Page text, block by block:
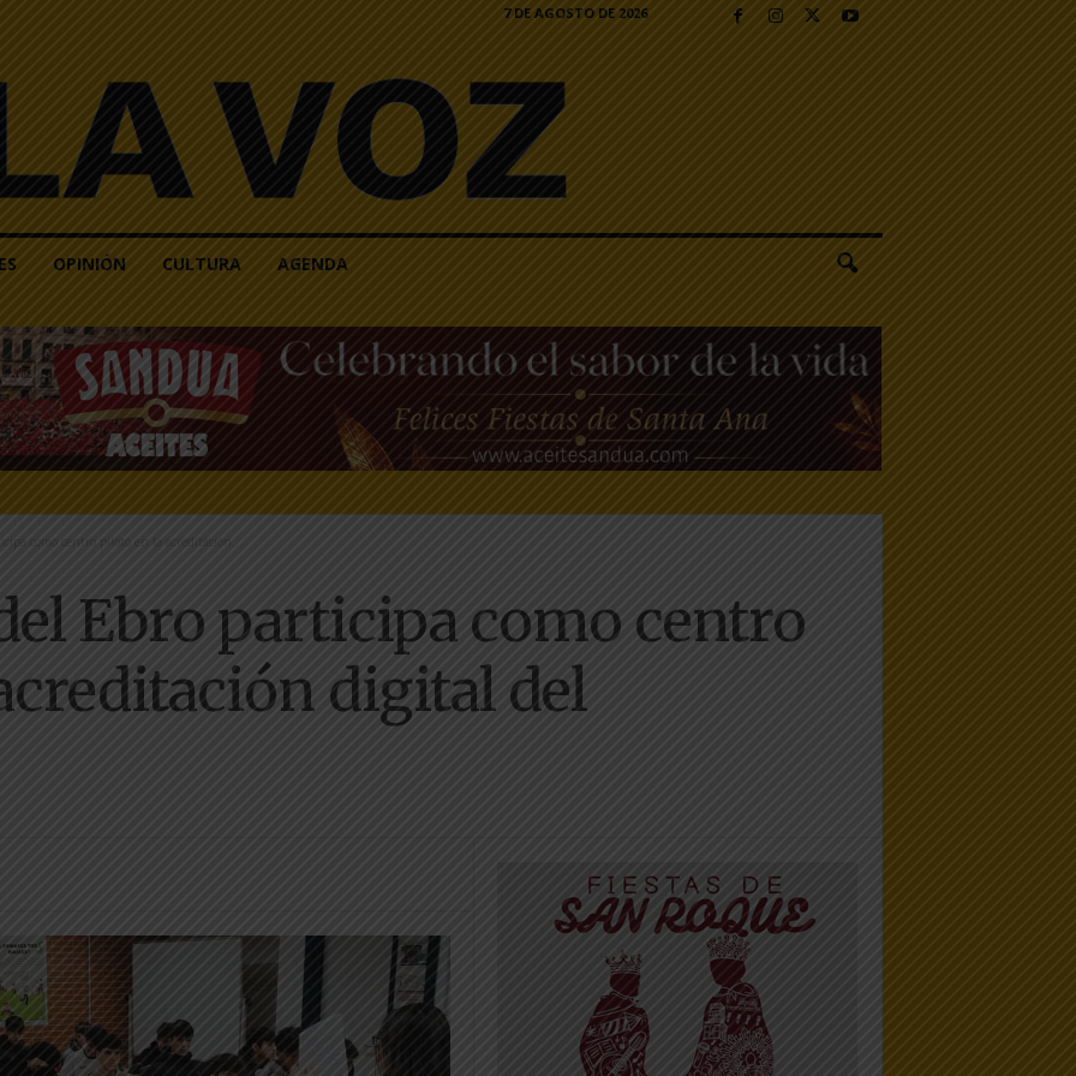
7 DE AGOSTO DE 2026
OPINIÓN CULTURA AGENDA
como centro piloto en la acreditación...
Ebro participa como centro
digital del